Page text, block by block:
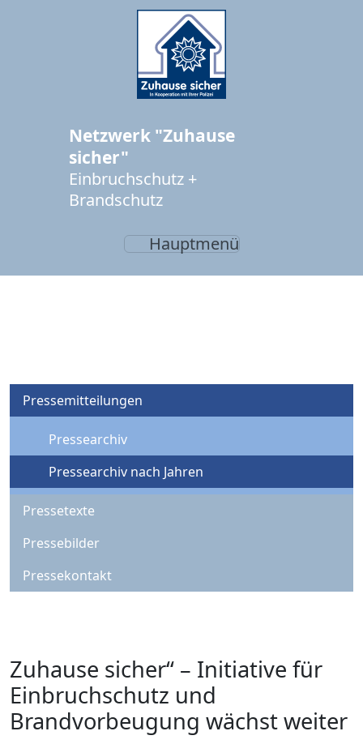
Netzwerk "Zuhause
sicher"
Einbruchschutz +
Brandschutz
Hauptmenü
Pressemitteilungen
Pressearchiv
Pressearchiv nach Jahren
Pressetexte
Pressebilder
Pressekontakt
Zuhause sicher“ – Initiative für
Einbruchschutz und
Brandvorbeugung wächst weiter